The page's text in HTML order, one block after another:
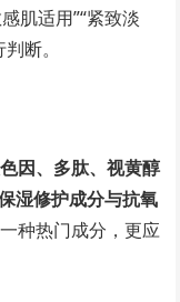
肌适用”“紧致淡
断。
因、多肽、视黄醇
湿修护成分与抗氧
种热门成分，更应